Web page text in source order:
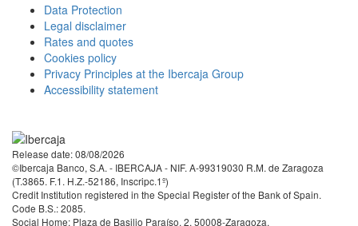
Data Protection
Legal disclaimer
Rates and quotes
Cookies policy
Privacy Principles at the Ibercaja Group
Accessibility statement
Release date: 08/08/2026
©Ibercaja Banco, S.A. - IBERCAJA - NIF. A-99319030 R.M. de Zaragoza
(T.3865. F.1. H.Z.-52186, Inscripc.1º)
Credit Institution registered in the Special Register of the Bank of Spain.
Code B.S.: 2085.
Social Home: Plaza de Basilio Paraíso, 2. 50008-Zaragoza.